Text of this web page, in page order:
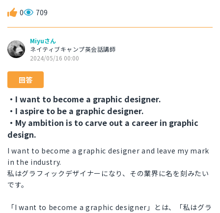
0 709
Miyuさん
ネイティブキャンプ英会話講師
2024/05/16 00:00
回答
・I want to become a graphic designer.
・I aspire to be a graphic designer.
・My ambition is to carve out a career in graphic
design.
I want to become a graphic designer and leave my mark
in the industry.
私はグラフィックデザイナーになり、その業界に名を刻みたい
です。
「I want to become a graphic designer」とは、「私はグラ